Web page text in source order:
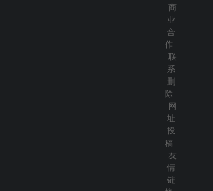
商
业
合
作
联
系
删
除
网
址
投
稿
友
情
链